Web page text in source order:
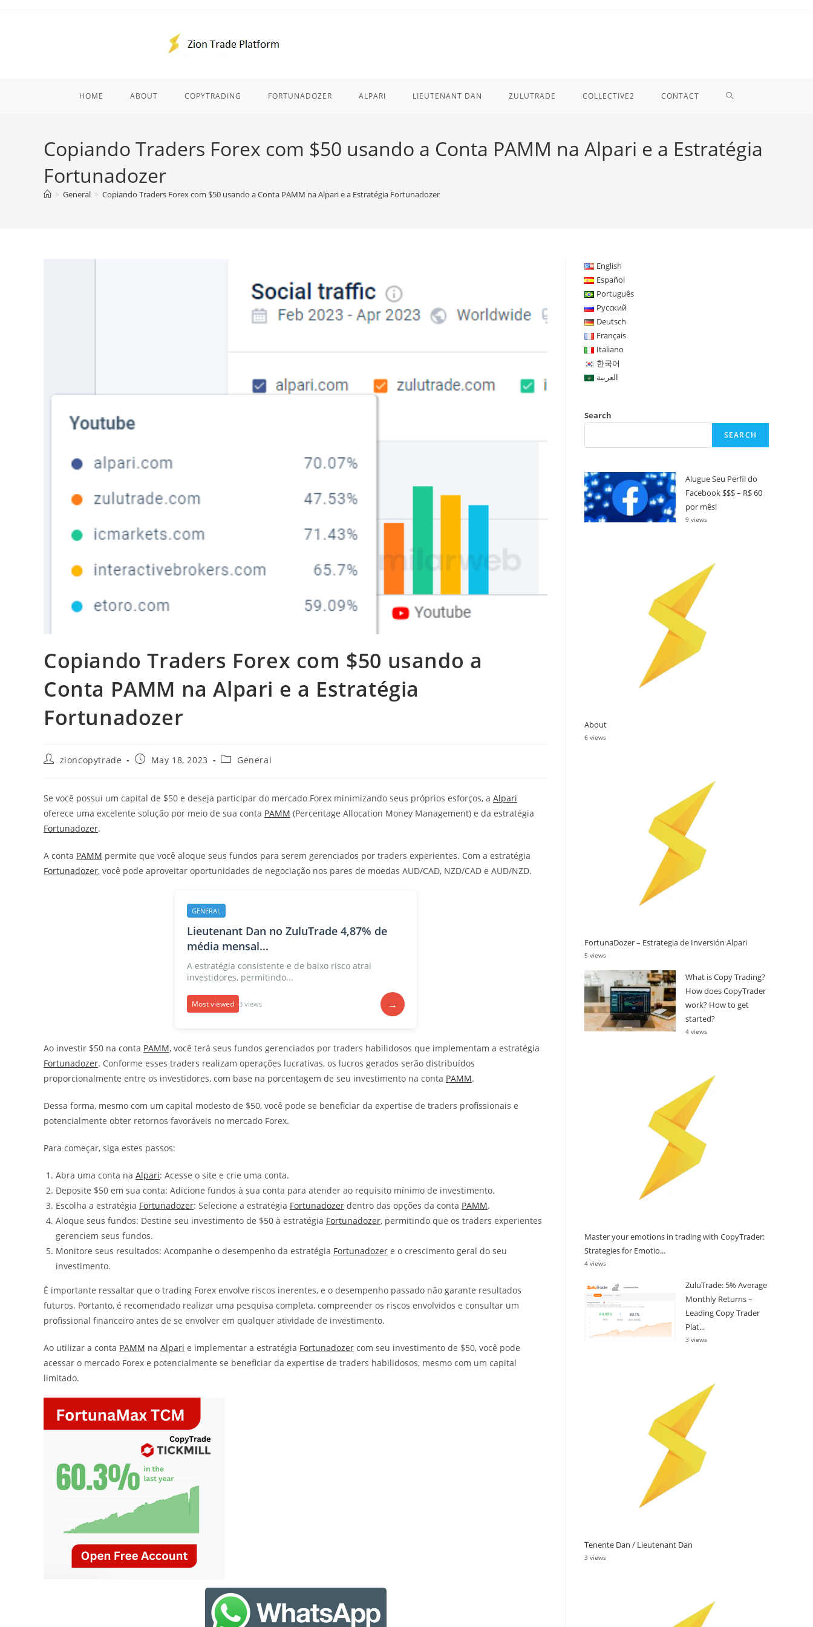
HOME ABOUT COPYTRADING FORTUNADOZER ALPARI LIEUTENANT DAN ZULUTRADE COLLECTIVE2 CONTACT TOGGLE
Copiando Traders Forex com $50 usando a Conta PAMM na Alpari e a Estratégia
Fortunadozer
> General > Copiando Traders Forex com $50 usando a Conta PAMM na Alpari e a Estratégia Fortunadozer
Copiando Traders Forex com $50 usando a
Conta PAMM na Alpari e a Estratégia
Fortunadozer
Postzioncopytrade
PostMay 18, 2023
PostGeneral
Se você possui um capital de $50 e deseja participar do mercado Forex minimizando seus próprios esforços, a Alpari
oferece uma excelente solução por meio de sua conta PAMM (Percentage Allocation Money Management) e da estratégia
Fortunadozer.
A conta PAMM permite que você aloque seus fundos para serem gerenciados por traders experientes. Com a estratégia
Fortunadozer, você pode aproveitar oportunidades de negociação nos pares de moedas AUD/CAD, NZD/CAD e AUD/NZD.
GENERAL
Lieutenant Dan no ZuluTrade 4,87% de
média mensal...
A estratégia consistente e de baixo risco atrai
investidores, permitindo...
Most viewed 3 views →
Ao investir $50 na conta PAMM, você terá seus fundos gerenciados por traders habilidosos que implementam a estratégia
Fortunadozer. Conforme esses traders realizam operações lucrativas, os lucros gerados serão distribuídos
proporcionalmente entre os investidores, com base na porcentagem de seu investimento na conta PAMM.
Dessa forma, mesmo com um capital modesto de $50, você pode se beneficiar da expertise de traders profissionais e
potencialmente obter retornos favoráveis no mercado Forex.
Para começar, siga estes passos:
Abra uma conta na Alpari: Acesse o site e crie uma conta.
Deposite $50 em sua conta: Adicione fundos à sua conta para atender ao requisito mínimo de investimento.
Escolha a estratégia Fortunadozer: Selecione a estratégia Fortunadozer dentro das opções da conta PAMM.
Aloque seus fundos: Destine seu investimento de $50 à estratégia Fortunadozer, permitindo que os traders experientes
gerenciem seus fundos.
Monitore seus resultados: Acompanhe o desempenho da estratégia Fortunadozer e o crescimento geral do seu
investimento.
É importante ressaltar que o trading Forex envolve riscos inerentes, e o desempenho passado não garante resultados
futuros. Portanto, é recomendado realizar uma pesquisa completa, compreender os riscos envolvidos e consultar um
profissional financeiro antes de se envolver em qualquer atividade de investimento.
Ao utilizar a conta PAMM na Alpari e implementar a estratégia Fortunadozer com seu investimento de $50, você pode
acessar o mercado Forex e potencialmente se beneficiar da expertise de traders habilidosos, mesmo com um capital
limitado.
English
Español
Português
Русский
Deutsch
Français
Italiano
한국어
العربية
Search
SEARCH
Alugue Seu Perfil do
Facebook $$$ – R$ 60
por mês!
9 views
About
6 views
FortunaDozer – Estrategia de Inversión Alpari
5 views
What is Copy Trading?
How does CopyTrader
work? How to get
started?
4 views
Master your emotions in trading with CopyTrader:
Strategies for Emotio...
4 views
ZuluTrade: 5% Average
Monthly Returns –
Leading Copy Trader
Plat...
3 views
Tenente Dan / Lieutenant Dan
3 views